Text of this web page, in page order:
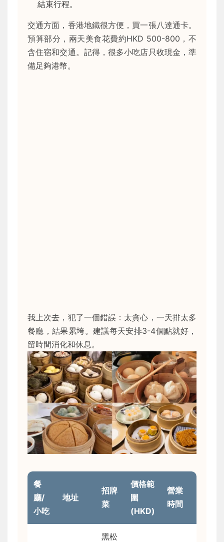
結束行程。
交通方面，香港地鐵很方便，買一張八達通卡。
預算部分，兩天美食花費約HKD 500-800，不
含住宿和交通。記得，很多小吃店只收現金，準
備足夠港幣。
我上次去，犯了一個錯誤：太貪心，一天排太多
餐廳，結果累垮。建議每天安排3-4個點就好，
留時間消化和休息。
餐
廳/
小吃
地址
招牌
菜
價格範
圍
(HKD)
營業
時間
黑松